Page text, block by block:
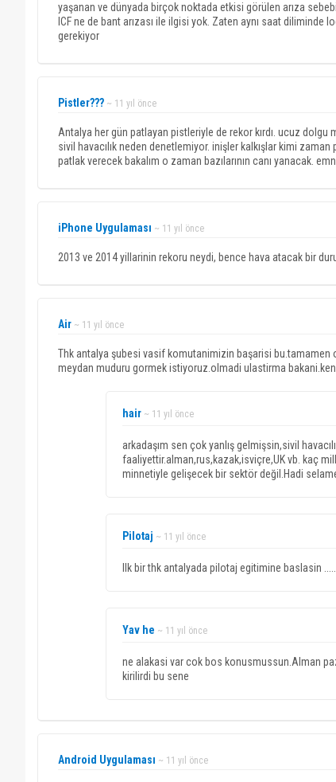
yaşanan ve dünyada birçok noktada etkisi görülen arıza
ICF ne de bant arızası ile ilgisi yok. Zaten aynı saat diliminde
gerekiyor
Pistler??? ~ 11 yıl önce
Antalya her gün patlayan pistleriyle de rekor kırdı. ucuz
sivil havacılık neden denetlemiyor. inişler kalkışlar kimi
patlak verecek bakalım o zaman bazılarının canı yanacak.
iPhone Uygulaması ~ 11 yıl önce
2013 ve 2014 yillarinin rekoru neydi, bence hava atacak bir
Air ~ 11 yıl önce
Thk antalya şubesi vasif komutanimizin başarisi
meydan muduru gormek istiyoruz.olmadi ulastirma
hair ~ 11 yıl önce
arkadaşım sen çok yanlış gelmişsin,sivil
faaliyettir.alman,rus,kazak,isviçre,UK vb. kaç
minnetiyle gelişecek bir sektör değil.Hadi
Pilotaj ~ 11 yıl önce
Ilk bir thk antalyada pilotaj egitimine baslasin .....
Yav he ~ 11 yıl önce
ne alakasi var cok bos konusmussun.Alman
kirilirdi bu sene
Android Uygulaması ~ 11 yıl önce